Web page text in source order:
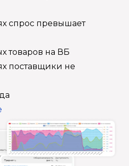
спрос превышает
товаров на ВБ
поставщики не